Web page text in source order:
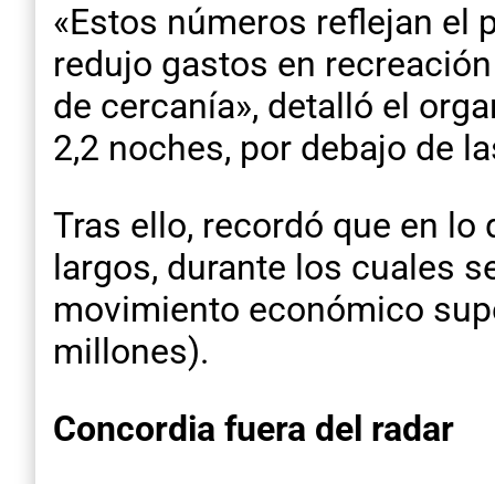
«Estos números reflejan el
redujo gastos en
de cercanía», detalló el
2,2 noches, por debajo de
Tras ello, recordó que en
largos, durante los cuales
movimiento económico
millones).
Concordia fuera del radar